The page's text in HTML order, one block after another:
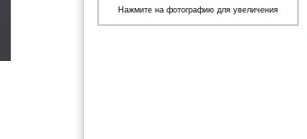
Нажмите на фотографию для увеличения